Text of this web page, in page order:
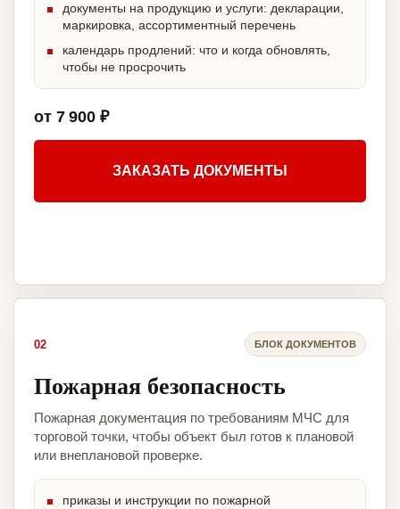
документы на продукцию и услуги: декларации,
маркировка, ассортиментный перечень
календарь продлений: что и когда обновлять,
чтобы не просрочить
от 7 900 ₽
ЗАКАЗАТЬ ДОКУМЕНТЫ
02 БЛОК ДОКУМЕНТОВ
Пожарная безопасность
Пожарная документация по требованиям МЧС для
торговой точки, чтобы объект был готов к плановой
или внеплановой проверке.
приказы и инструкции по пожарной